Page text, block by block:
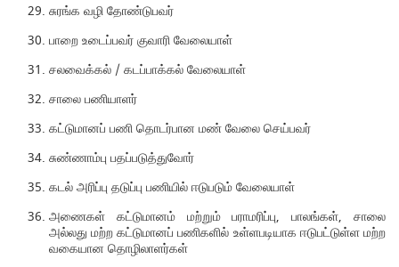
சுரங்க வழி தோண்டுபவர்
பாறை உடைப்பவர் குவாரி வேலையாள்
சலவைக்கல் / கடப்பாக்கல் வேலையாள்
சாலை பணியாளர்
கட்டுமானப் பணி தொடர்பான மண் வேலை செய்பவர்
சுண்ணாம்பு பதப்படுத்துவோர்
கடல் அரிப்பு தடுப்பு பணியில் ஈடுபடும் வேலையாள்
அணைகள் கட்டுமானம் மற்றும் பராமரிப்பு, பாலங்கள், சாலை
அல்லது மற்ற கட்டுமானப் பணிகளில் உள்ளபடியாக ஈடுபட்டுள்ள மற்ற
வகையான தொழிலாளர்கள்